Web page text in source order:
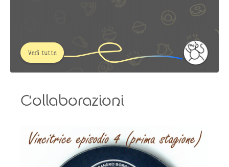
Vedi tutte
Collaborazioni